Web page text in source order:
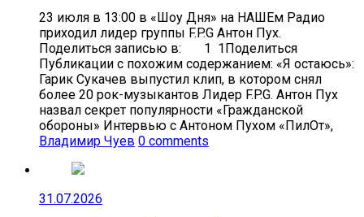
23 июля в 13:00 в «Шоу Дня» на НАШЕм Радио
приходил лидер группы F.P.G Антон Пух.
Поделиться записью в: 1 1Поделиться
Публикации с похожим содержанием: «Я остаюсь»:
Гарик Сукачев выпустил клип, в котором снял
более 20 рок-музыкантов Лидер F.P.G. Антон Пух
назвал секрет популярности «Гражданской
обороны» Интервью с Антоном Пухом «ПилОт»,
Владимир Чуев 0 comments
31.07.2026